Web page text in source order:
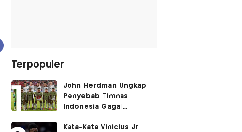
Terpopuler
John Herdman Ungkap
Penyebab Timnas
Indonesia Gagal
Piala AFF 2026
Kata-Kata Vinicius Jr